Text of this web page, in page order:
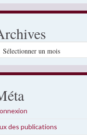
des publications